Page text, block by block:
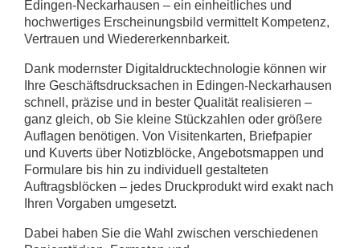
Edingen-Neckarhausen – ein einheitliches und
hochwertiges Erscheinungsbild vermittelt Kompetenz,
Vertrauen und Wiedererkennbarkeit.
Dank modernster Digitaldrucktechnologie können wir
Ihre Geschäftsdrucksachen in Edingen-Neckarhausen
schnell, präzise und in bester Qualität realisieren –
ganz gleich, ob Sie kleine Stückzahlen oder größere
Auflagen benötigen. Von Visitenkarten, Briefpapier
und Kuverts über Notizblöcke, Angebotsmappen und
Formulare bis hin zu individuell gestalteten
Auftragsblöcken – jedes Druckprodukt wird exakt nach
Ihren Vorgaben umgesetzt.
Dabei haben Sie die Wahl zwischen verschiedenen